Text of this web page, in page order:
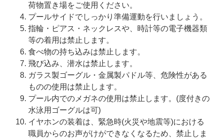
荷物置き場をご使用ください。
プールサイドでしっかり準備運動を行いましょう。
指輪・ピアス・ネックレスや、時計等の電子機器類
等の着用は禁止します。
食べ物の持ち込みは禁止します。
飛び込み、潜水は禁止します。
ガラス製ゴーグル・金属製パドル等、危険性がある
ものの使用は禁止します。
プール内でのメガネの使用は禁止します。(度付きの
水泳用ゴーグルは可)
イヤホンの装着は、緊急時(火災や地震等)における
職員からのお声がけができなくなるため、禁止しま